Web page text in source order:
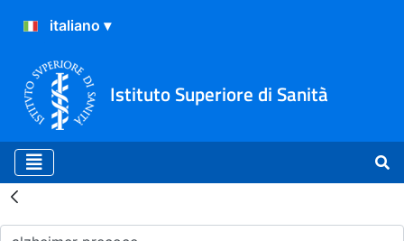
Istituto Superiore di Sanità
Risultati della Ricerca -